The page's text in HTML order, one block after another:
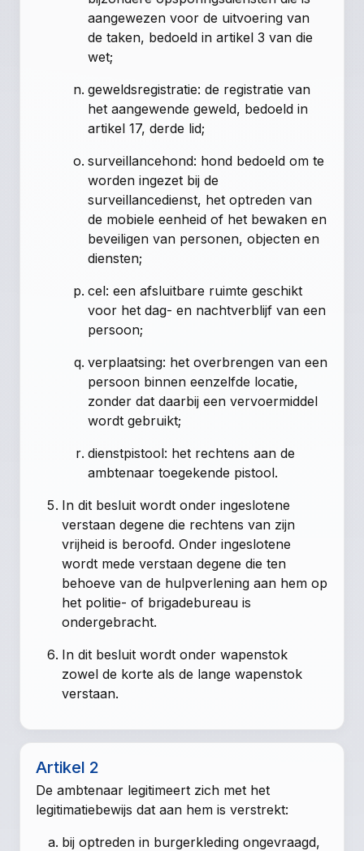
aangewezen voor de uitvoering van
de taken, bedoeld in artikel 3 van die
wet;
geweldsregistratie: de registratie van
het aangewende geweld, bedoeld in
artikel 17, derde lid;
surveillancehond: hond bedoeld om te
worden ingezet bij de
surveillancedienst, het optreden van
de mobiele eenheid of het bewaken en
beveiligen van personen, objecten en
diensten;
cel: een afsluitbare ruimte geschikt
voor het dag- en nachtverblijf van een
persoon;
verplaatsing: het overbrengen van een
persoon binnen eenzelfde locatie,
zonder dat daarbij een vervoermiddel
wordt gebruikt;
dienstpistool: het rechtens aan de
ambtenaar toegekende pistool.
In dit besluit wordt onder ingeslotene
verstaan degene die rechtens van zijn
vrijheid is beroofd. Onder ingeslotene
wordt mede verstaan degene die ten
behoeve van de hulpverlening aan hem op
het politie- of brigadebureau is
ondergebracht.
In dit besluit wordt onder wapenstok
zowel de korte als de lange wapenstok
verstaan.
Artikel 2
De ambtenaar legitimeert zich met het
legitimatiebewijs dat aan hem is verstrekt:
bij optreden in burgerkleding ongevraagd,